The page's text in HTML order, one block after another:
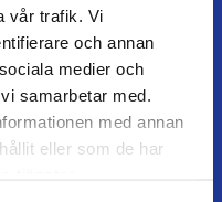
vår trafik. Vi
och annan
medier och
samarbetar med.
med annan
eller som de har